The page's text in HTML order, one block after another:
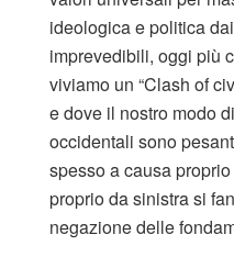
ideologica e politica
imprevedibili, oggi più
viviamo un “Clash of
e dove il nostro modo
occidentali sono
spesso a causa
proprio da sinistra si
negazione delle